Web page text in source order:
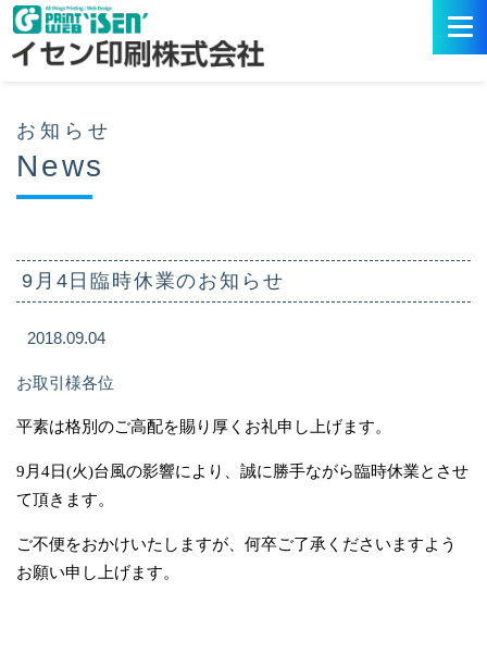
お知らせ
News
9月4日臨時休業のお知らせ
2018.09.04
お取引様各位
平素は格別のご高配を賜り厚くお礼申し上げます。
9 月 4日(火)台風の影響により、誠に勝手ながら臨時休業とさせ
て頂きます。
ご不便をおかけいたしますが、何卒ご了承くださいますよう
お願い申し上げます。